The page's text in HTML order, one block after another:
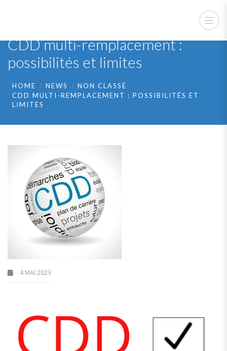
CDD multi-remplacement :
possibilités et limites
HOME NEWS
NON CLASSÉ
CDD MULTI-REMPLACEMENT : POSSIBILITÉS ET
LIMITES
4 MAI 2023